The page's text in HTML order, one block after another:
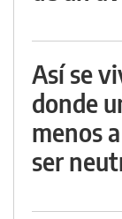
Así se
donde
menos
ser